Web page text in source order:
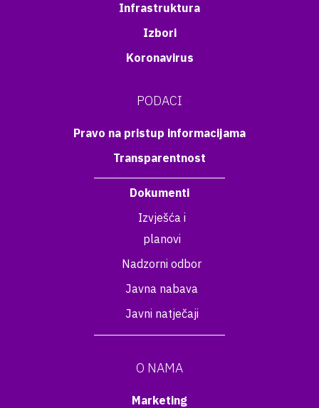
Infrastruktura
Izbori
Koronavirus
PODACI
Pravo na pristup informacijama
Transparentnost
Dokumenti
Izvješća i
planovi
Nadzorni odbor
Javna nabava
Javni natječaji
O NAMA
Marketing